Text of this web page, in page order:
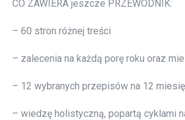
CO ZAWIERA jeszcze PRZEWODNIK:
– 60 stron różnej treści
– zalecenia na każdą porę roku oraz
– 12 wybranych przepisów na 12
– wiedzę holistyczną, popartą cyklami